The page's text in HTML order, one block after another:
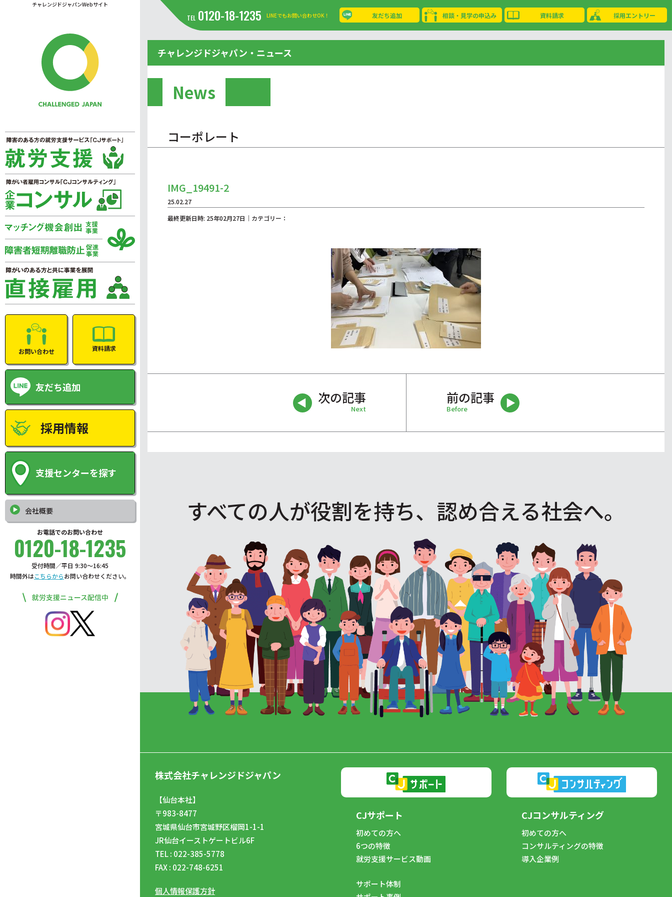
チャレンジドジャパンWebサイト
お問い合わせ 資料請求
友だち追加
採用情報
支援センターを探す
会社概要
お電話でのお問い合わせ
0120-18-1235
受付時間／平日 9:30〜16:45
時間外はこちらからお問い合わせください。
就労支援ニュース配信中
TEL 0120-18-1235 LINEでもお問い合わせOK！ 友だち追加 相談・見学の申込み 資料請求 採用エントリー
チャレンジドジャパン・ニュース
News
コーポレート
IMG_19491-2
25.02.27
最終更新日時: 25年02月27日｜カテゴリー：
次の記事
Next
前の記事
Before
すべての人が役割を持ち、認め合える社会へ。
株式会社チャレンジドジャパン
【仙台本社】
〒983-8477
宮城県仙台市宮城野区榴岡1-1-1
JR仙台イーストゲートビル6F
TEL : 022-385-5778
FAX : 022-748-6251
個人情報保護方針
CJサポート
初めての方へ
6つの特徴
就労支援サービス動画
サポート体制
CJコンサルティング
初めての方へ
コンサルティングの特徴
導入企業例